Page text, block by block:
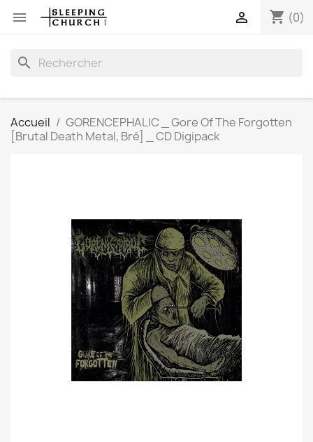
 shopping_cart (0)

search
Accueil
GORENCEPHALIC _ Gore Of The Forgotten
[Brutal Death Metal, Bré] _ CD Digipack